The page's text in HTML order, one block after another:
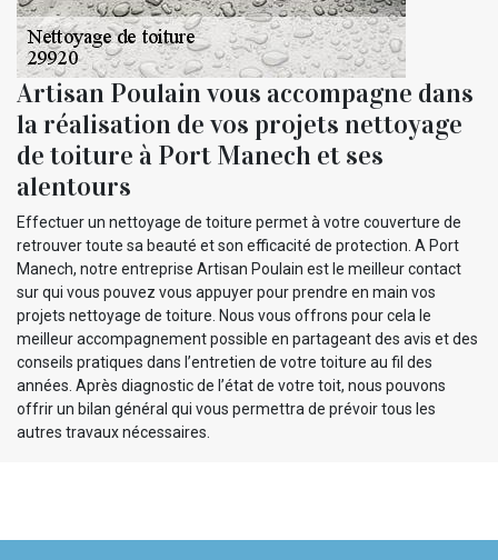
Artisan Poulain vous accompagne dans
la réalisation de vos projets nettoyage
de toiture à Port Manech et ses
alentours
Effectuer un nettoyage de toiture permet à votre couverture de
retrouver toute sa beauté et son efficacité de protection. A Port
Manech, notre entreprise Artisan Poulain est le meilleur contact
sur qui vous pouvez vous appuyer pour prendre en main vos
projets nettoyage de toiture. Nous vous offrons pour cela le
meilleur accompagnement possible en partageant des avis et des
conseils pratiques dans l’entretien de votre toiture au fil des
années. Après diagnostic de l’état de votre toit, nous pouvons
offrir un bilan général qui vous permettra de prévoir tous les
autres travaux nécessaires.